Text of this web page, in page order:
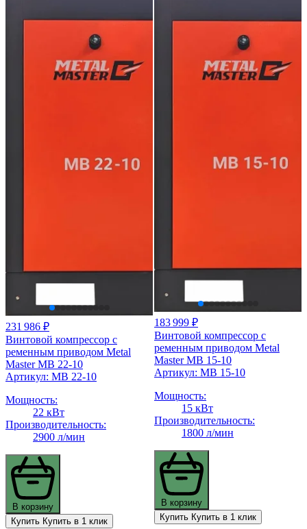
231 986 ₽
Винтовой компрессор с
ременным приводом Metal
Master MB 22-10
Артикул: MB 22-10
Мощность:
22 кВт
Производительность:
2900 л/мин
В корзину
Купить Купить в 1 клик
183 999 ₽
Винтовой компрессор с
ременным приводом Metal
Master MB 15-10
Артикул: MB 15-10
Мощность:
15 кВт
Производительность:
1800 л/мин
В корзину
Купить Купить в 1 клик